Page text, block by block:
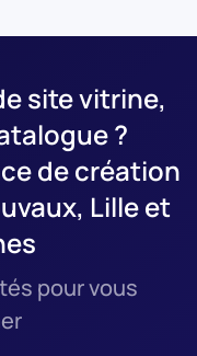
site vitrine,
?
de création
Lille et
pour vous